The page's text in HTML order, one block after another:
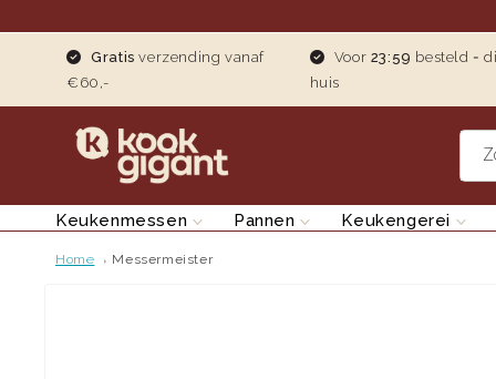
Gratis verzending vanaf
€60,-
Voor 23:59 besteld =
huis
Keukenmessen Pannen Keukengerei
Home Messermeister